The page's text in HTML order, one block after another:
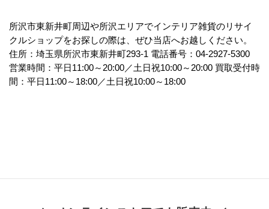
所沢市東新井町周辺や所沢エリアでインテリア雑貨のリサイ
クルショップをお探しの際は、ぜひ当店へお越しください。
住所：埼玉県所沢市東新井町293-1 電話番号：04-2927-5300
営業時間：平日11:00～20:00／土日祝10:00～20:00 買取受付時
間：平日11:00～18:00／土日祝10:00～18:00